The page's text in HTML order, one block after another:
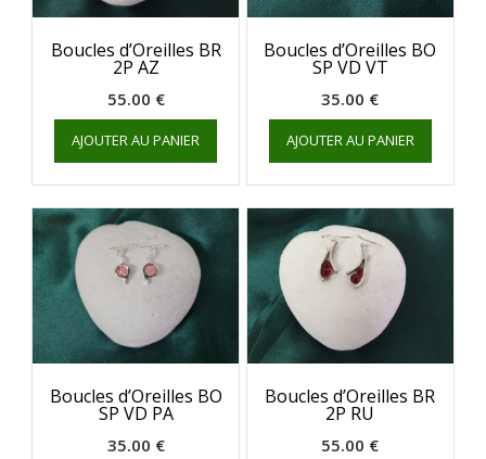
Boucles d’Oreilles BR
2P AZ
55.00 €
AJOUTER AU PANIER
Boucles d’Oreilles BO
SP VD VT
35.00 €
AJOUTER AU PANIER
Boucles d’Oreilles BO
SP VD PA
35.00 €
Boucles d’Oreilles BR
2P RU
55.00 €